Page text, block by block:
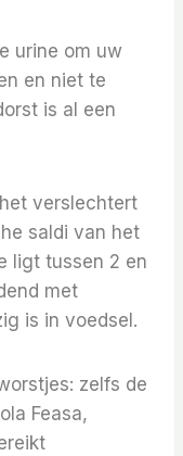
urine om uw
en niet te
is al een
verslechtert
saldi van het
ligt tussen 2 en
met
is in voedsel.
zelfs de
Feasa,